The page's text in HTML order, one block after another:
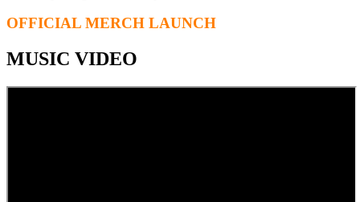
OFFICIAL MERCH LAUNCH
MUSIC VIDEO